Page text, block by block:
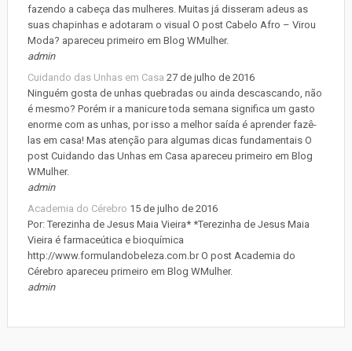
fazendo a cabeça das mulheres. Muitas já disseram adeus as
suas chapinhas e adotaram o visual O post Cabelo Afro – Virou
Moda? apareceu primeiro em Blog WMulher.
admin
Cuidando das Unhas em Casa 27 de julho de 2016
Ninguém gosta de unhas quebradas ou ainda descascando, não
é mesmo? Porém ir a manicure toda semana significa um gasto
enorme com as unhas, por isso a melhor saída é aprender fazê-
las em casa! Mas atenção para algumas dicas fundamentais O
post Cuidando das Unhas em Casa apareceu primeiro em Blog
WMulher.
admin
Academia do Cérebro 15 de julho de 2016
Por: Terezinha de Jesus Maia Vieira* *Terezinha de Jesus Maia
Vieira é farmaceútica e bioquímica
http://www.formulandobeleza.com.br O post Academia do
Cérebro apareceu primeiro em Blog WMulher.
admin